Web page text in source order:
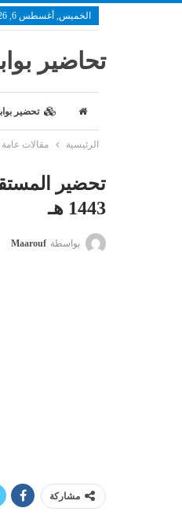
الخميس, أغسطس 6, 2026
تحاضير
تحضير
الرئيسية مقالات عامة
تحضير
1443 هـ
بواسطة Maarouf
مشاركة